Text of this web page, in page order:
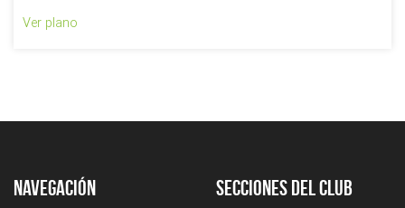
Ver plano
Navegación Secciones del club